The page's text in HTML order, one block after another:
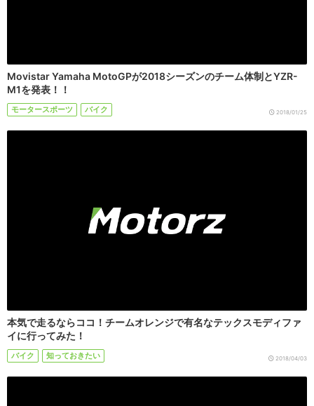
Movistar Yamaha MotoGPが2018シーズンのチーム体制とYZR-
M1を発表！！
モータースポーツ バイク 2018/01/25
本気で走るならココ！チームオレンジで有名なテックスモディファ
イに行ってみた！
バイク 知っておきたい 2018/04/03